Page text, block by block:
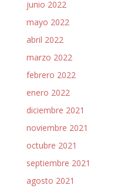
junio 2022
mayo 2022
abril 2022
marzo 2022
febrero 2022
enero 2022
diciembre 2021
noviembre 2021
octubre 2021
septiembre 2021
agosto 2021